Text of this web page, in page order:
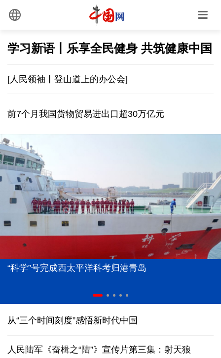
学习新语丨乐享全民健身 共筑健康中国
[人民领袖丨登山道上的办公会]
前7个月我国货物贸易进出口超30万亿元
“科学”号完成西太平洋科考归港青岛
从“三个时间刻度”感悟新时代中国
人民陆军《奋楫之“陆”》宣传片第三集：射天狼